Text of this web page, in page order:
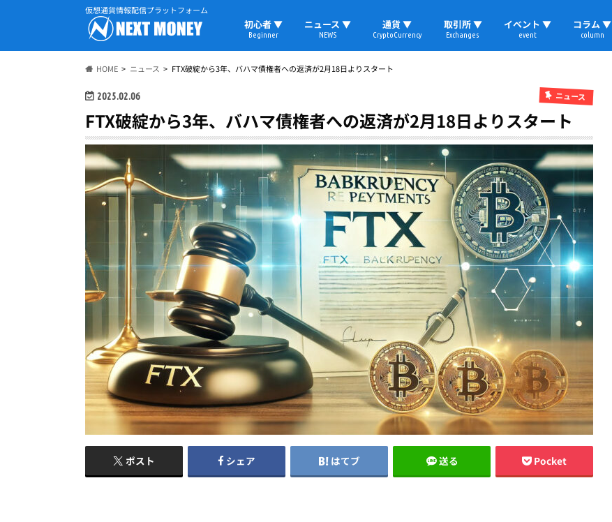
仮想通貨情報配信プラットフォーム
初心者 ▼
Beginner
ニュース ▼
NEWS
通貨 ▼
CryptoCurrency
取引所 ▼
Exchanges
イベント ▼
event
コラム ▼
column
HOME ニュース FTX破綻から3年、バハマ債権者への返済が2月18日よりスタート
2025.02.06 ニュース
FTX破綻から3年、バハマ債権者への返済が2月18日よりスタート
ポスト シェア はてブ 送る Pocket